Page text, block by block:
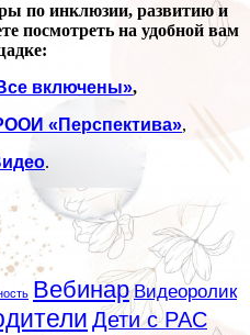
по инклюзии, развитию и
посмотреть на удобной вам
включены»,
«Перспектива»,
.
Вебинар Видеоролик
Дети с РАС